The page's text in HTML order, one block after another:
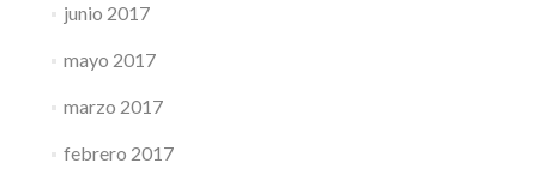
junio 2017
mayo 2017
marzo 2017
febrero 2017